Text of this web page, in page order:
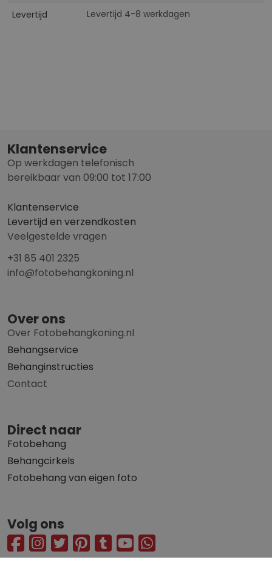
Levertijd Levertijd 4-8 werkdagen
Klantenservice
Op werkdagen telefonisch
bereikbaar van 09:00 tot 17:00
Klantenservice
Levertijd en verzendkosten
Veelgestelde vragen
+31 85 401 2325
info@fotobehangkoning.nl
Over ons
Over Fotobehangkoning.nl
Behangservice
Behanginstructies
Contact
Direct naar
Fotobehang
Behangcirkels
Fotobehang van eigen foto
Volg ons